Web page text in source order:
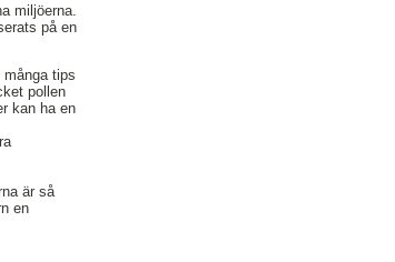
miljöerna.
på en
tips
pollen
kan ha en
är så
en